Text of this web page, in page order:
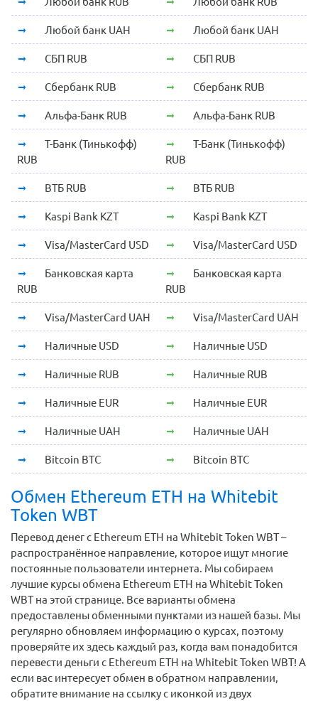
Любой банк UAH Любой банк UAH
СБП RUB СБП RUB
Сбербанк RUB Сбербанк RUB
Альфа-Банк RUB Альфа-Банк RUB
Т-Банк (Тинькофф)
RUB
Т-Банк (Тинькофф)
RUB
ВТБ RUB ВТБ RUB
Kaspi Bank KZT Kaspi Bank KZT
Visa/MasterCard USD Visa/MasterCard USD
Банковская карта
RUB
Банковская карта
RUB
Visa/MasterCard UAH Visa/MasterCard UAH
Наличные USD Наличные USD
Наличные RUB Наличные RUB
Наличные EUR Наличные EUR
Наличные UAH Наличные UAH
Bitcoin BTC Bitcoin BTC
Обмен Ethereum ETH на Whitebit
Token WBT
Перевод денег с Ethereum ETH на Whitebit Token WBT –
распространённое направление, которое ищут многие
постоянные пользователи интернета. Мы собираем
лучшие курсы обмена Ethereum ETH на Whitebit Token
WBT на этой странице. Все варианты обмена
предоставлены обменными пунктами из нашей базы. Мы
регулярно обновляем информацию о курсах, поэтому
проверяйте их здесь каждый раз, когда вам понадобится
перевести деньги с Ethereum ETH на Whitebit Token WBT! А
если вас интересует обмен в обратном направлении,
обратите внимание на ссылку с иконкой из двух